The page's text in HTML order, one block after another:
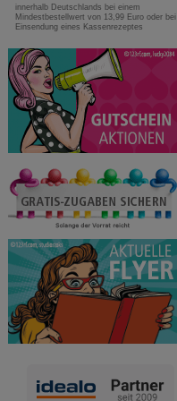
innerhalb Deutschlands bei einem
Mindestbestellwert von 13,99 Euro oder bei
Einsendung eines Kassenrezeptes